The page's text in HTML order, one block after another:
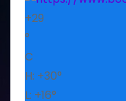
+29
°
C
H: +30°
L: +16°